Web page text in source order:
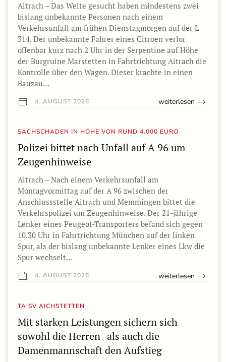
Aitrach – Das Weite gesucht haben mindestens zwei
bislang unbekannte Personen nach einem
Verkehrsunfall am frühen Dienstagmorgen auf der L
314. Der unbekannte Fahrer eines Citroen verlor
offenbar kurz nach 2 Uhr in der Serpentine auf Höhe
der Burgruine Marstetten in Fahrtrichtung Aitrach die
Kontrolle über den Wagen. Dieser krachte in einen
Bauzau…
4. AUGUST 2026 weiterlesen
SACHSCHADEN IN HÖHE VON RUND 4.000 EURO
Polizei bittet nach Unfall auf A 96 um
Zeugenhinweise
Aitrach – Nach einem Verkehrsunfall am
Montagvormittag auf der A 96 zwischen der
Anschlussstelle Aitrach und Memmingen bittet die
Verkehrspolizei um Zeugenhinweise. Der 21-jährige
Lenker eines Peugeot-Transporters befand sich gegen
10.30 Uhr in Fahrtrichtung München auf der linken
Spur, als der bislang unbekannte Lenker eines Lkw die
Spur wechselt…
4. AUGUST 2026 weiterlesen
TA SV AICHSTETTEN
Mit starken Leistungen sichern sich
sowohl die Herren- als auch die
Damenmannschaft den Aufstieg